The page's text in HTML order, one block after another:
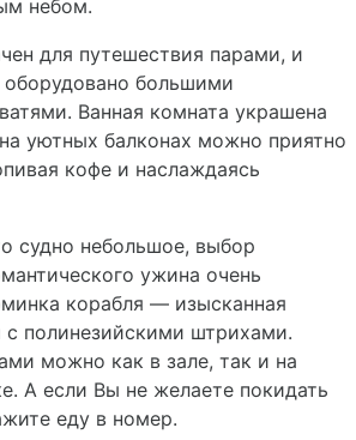
небом.
для путешествия парами, и
большими
Ванная комната украшена
уютных балконах можно приятно
кофе и наслаждаясь
судно небольшое, выбор
ужина очень
корабля — изысканная
с полинезийскими штрихами.
можно как в зале, так и на
А если Вы не желаете покидать
еду в номер.